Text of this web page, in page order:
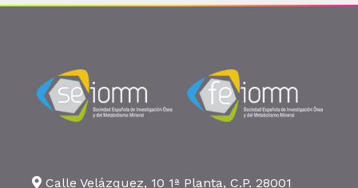
Calle Velázquez, 10 1ª Planta, C.P. 28001